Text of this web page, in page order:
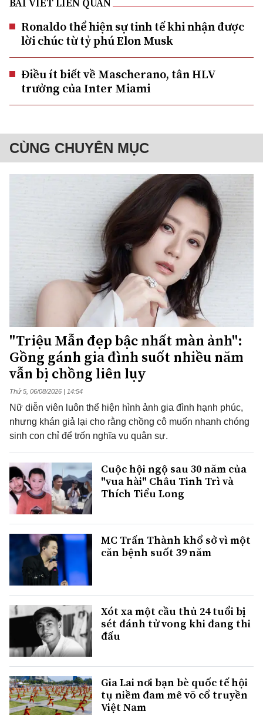
Ronaldo thể hiện sự tinh tế khi nhận được
lời chúc từ tỷ phú Elon Musk
Điều ít biết về Mascherano, tân HLV
trưởng của Inter Miami
CÙNG CHUYÊN MỤC
"Triệu Mẫn đẹp bậc nhất màn ảnh":
Gồng gánh gia đình suốt nhiều năm
vẫn bị chồng liên lụy
Thứ 5, 06/08/2026 | 14:54
Nữ diễn viên luôn thể hiện hình ảnh gia đình hạnh phúc,
nhưng khán giả lại cho rằng chồng cô muốn nhanh chóng
sinh con chỉ để trốn nghĩa vụ quân sự.
Cuộc hội ngộ sau 30 năm của
"vua hài" Châu Tinh Trì và
Thích Tiểu Long
MC Trấn Thành khổ sở vì một
căn bệnh suốt 39 năm
Xót xa một cầu thủ 24 tuổi bị
sét đánh tử vong khi đang thi
đấu
Gia Lai nơi bạn bè quốc tế hội
tụ niềm đam mê võ cổ truyền
Việt Nam